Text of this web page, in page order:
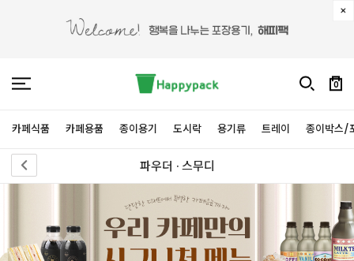
0
카페식품 카페용품 종이용기 도시락 용기류 트레이 종이박스/
파우더 · 스무디